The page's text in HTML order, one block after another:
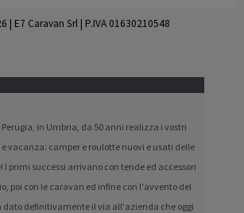
| E7 Caravan Srl | P.IVA 01630210548
Perugia, in Umbria, da 50 anni realizza i vostri
e vacanza: camper e roulotte nuovi e usati delle
primi successi arrivano con tende ed accessori
poi con le caravan ed infine con l'avvento del
dato definitivamente il via all'azienda che oggi